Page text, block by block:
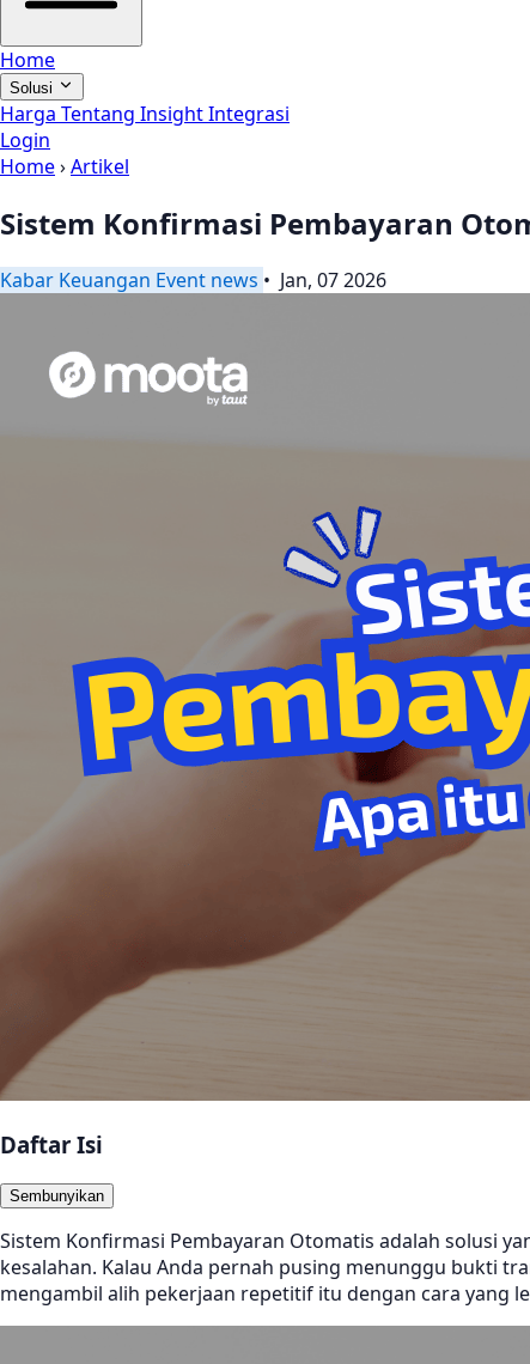
Home
Solusi
Harga Tentang InsightIntegrasi
Login
Home›Artikel
Sistem Konfirmasi Pembayaran
Kabar Keuangan Event news • Jan, 07 2026
Daftar Isi
Sembunyikan
Sistem Konfirmasi Pembayaran Otomatis adalah solusi
kesalahan. Kalau Anda pernah pusing menunggu bukti
mengambil alih pekerjaan repetitif itu dengan cara yang